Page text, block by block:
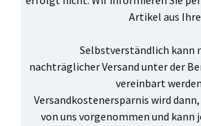
Artikel aus
Selbstverständlich kann
nachträglicher Versand unter der
vereinbart
Versandkostenersparnis wird
von uns vorgenommen und